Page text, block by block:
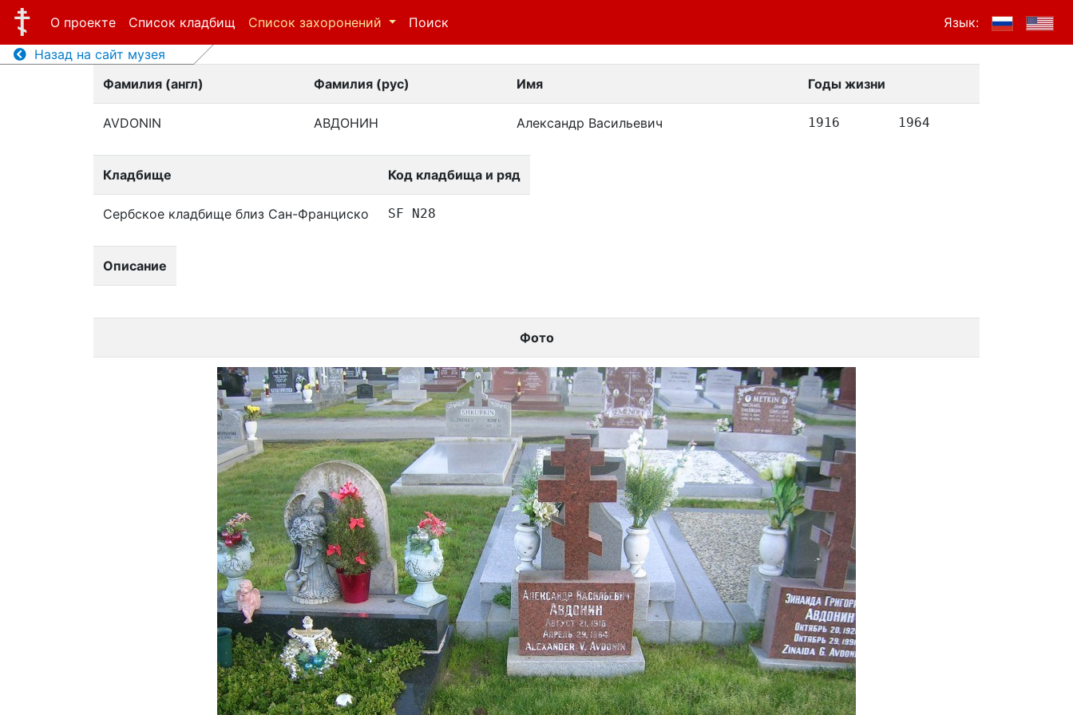
О проекте Список кладбищ Список захоронений Поиск
Язык:
Назад на сайт музея
Фамилия (англ)
Фамилия (рус) Имя Годы жизни
AVDONIN АВДОНИН Александр Васильевич 1916 1964
Кладбище Код кладбища и ряд
Сербское кладбище близ Сан-Франциско SF N28
Описание
Фото